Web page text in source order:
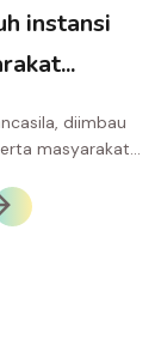
instansi
diimbau
masyarakat...